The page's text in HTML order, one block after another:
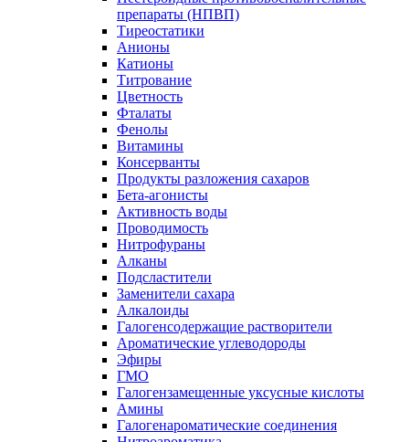
препараты (НПВП)
Тиреостатики
Анионы
Катионы
Титрование
Цветность
Фталаты
Фенолы
Витамины
Консерванты
Продукты разложения сахаров
Бета-агонисты
Активность воды
Проводимость
Нитрофураны
Алканы
Подсластители
Заменители сахара
Алкалоиды
Галогенсодержащие растворители
Ароматические углеводороды
Эфиры
ГМО
Галогензамещенные уксусные кислоты
Амины
Галогенароматические соединения